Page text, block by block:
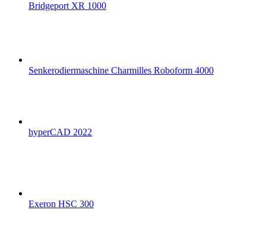
Bridgeport XR 1000
Senkerodiermaschine Charmilles Roboform 4000
hyperCAD 2022
Exeron HSC 300